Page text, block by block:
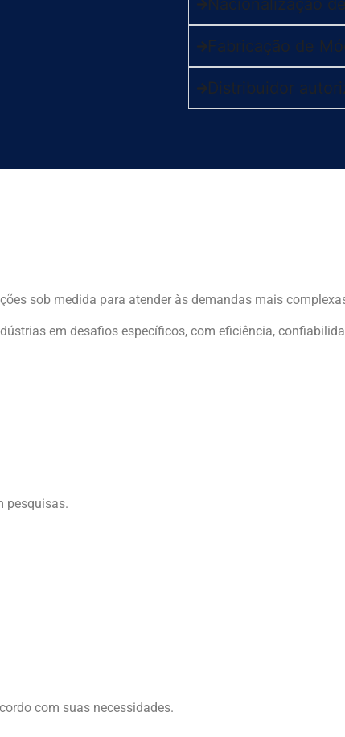
Nacionalização
Fabricação de
Distribuidor
sob medida para atender às demandas mais
em desafios específicos, com eficiência,
pesquisas.
com suas necessidades.